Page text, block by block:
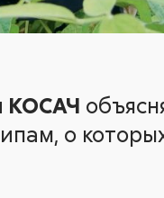
КОСАЧ
о